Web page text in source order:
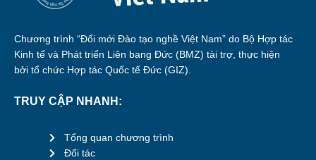
Chương trình “Đổi mới Đào tạo nghề Việt Nam” do Bộ Hợp tác
Kinh tế và Phát triển Liên bang Đức (BMZ) tài trợ, thực hiện
bởi tổ chức Hợp tác Quốc tế Đức (GIZ).
TRUY CẬP NHANH:
Tổng quan chương trình
Đối tác